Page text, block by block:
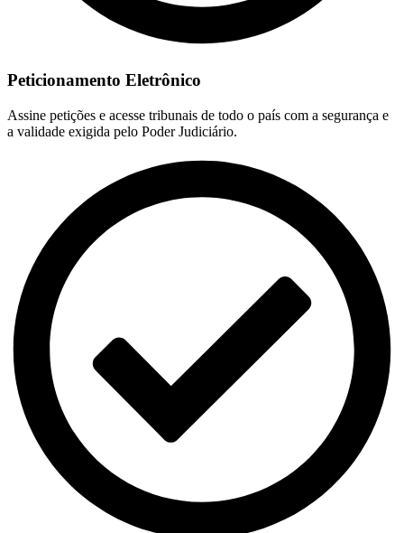
Peticionamento Eletrônico
Assine petições e acesse tribunais de todo o país com a segurança e
a validade exigida pelo Poder Judiciário.